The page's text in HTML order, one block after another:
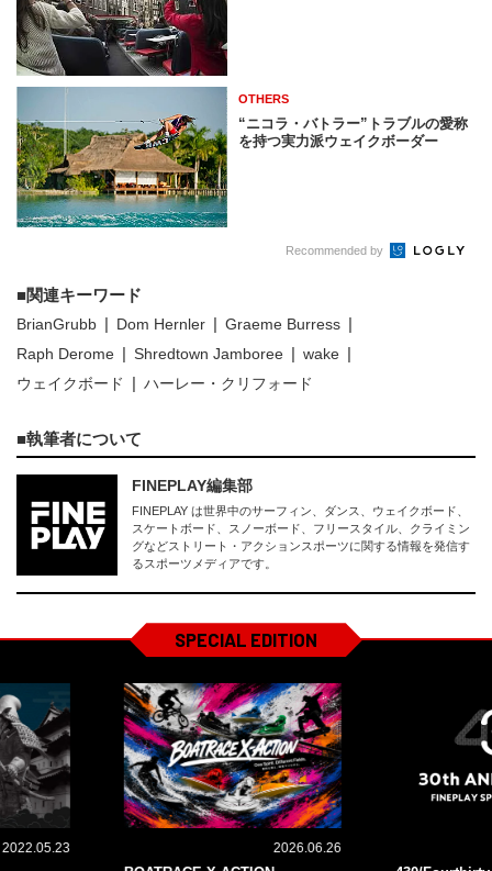
OTHERS
“ニコラ・バトラー”トラブルの愛称
を持つ実力派ウェイクボーダー
Recommended by
関連キーワード
BrianGrubb Dom Hernler
Graeme Burress
Raph Derome
Shredtown Jamboree
wake
ウェイクボード
ハーレー・クリフォード
執筆者について
FINEPLAY編集部
FINEPLAY は世界中のサーフィン、ダンス、ウェイクボード、
スケートボード、スノーボード、フリースタイル、クライミン
グなどストリート・アクションスポーツに関する情報を発信す
るスポーツメディアです。
SPECIAL EDITION
2022.05.23 2026.06.26